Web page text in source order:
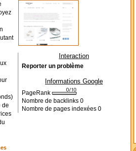
de
Interaction
Reporter un problème
Informations Google
PageRank
Nombre de backlinks 0
Nombre de pages indexées 0